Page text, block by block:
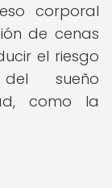
corporal
de cenas
el riesgo
sueño
como la